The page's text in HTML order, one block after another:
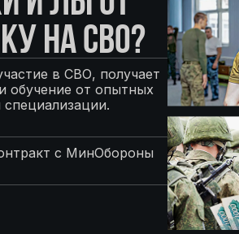
НА СВО?
в СВО, получает
обучение от опытных
с МинОбороны